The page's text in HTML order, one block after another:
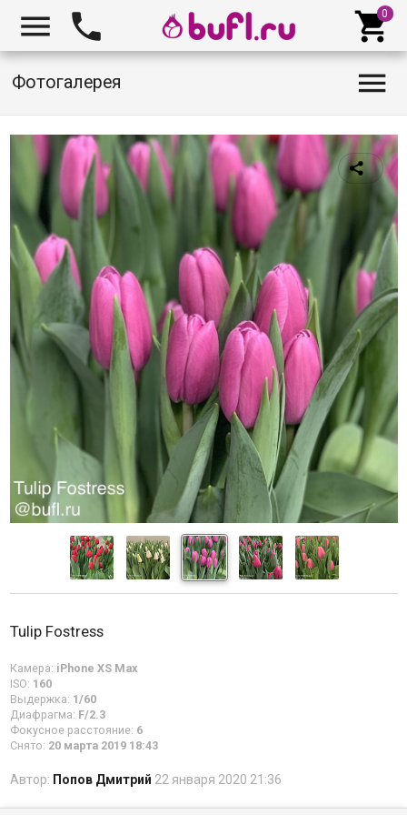
  
Фотогалерея 
Tulip Fostress
Камера: iPhone XS Max
ISO: 160
Выдержка: 1/60
Диафрагма: F/2.3
Фокусное расстояние: 6
Снято: 20 марта 2019 18:43
Автор: Попов Дмитрий 22 января 2020 21:36